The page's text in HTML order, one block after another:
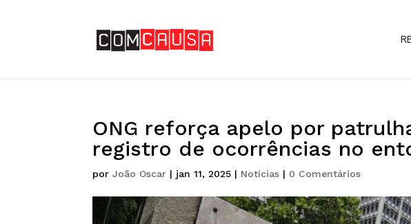
ONG reforça apelo por
registro de ocorrências no
porJoão Oscar | jan 11, 2025 | Notícias | 0 Comentários